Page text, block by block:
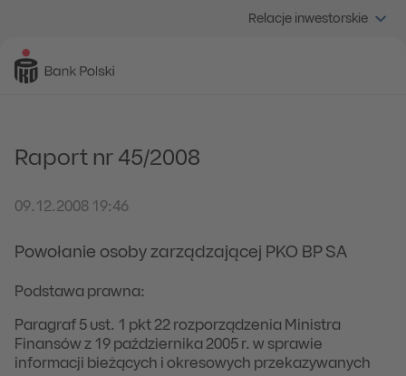
Relacje inwestorskie
Raport nr 45/2008
09.12.2008 19:46
Powołanie osoby zarządzającej PKO BP SA
Podstawa prawna:
Paragraf 5 ust. 1 pkt 22 rozporządzenia Ministra
Finansów z 19 października 2005 r. w sprawie
informacji bieżących i okresowych przekazywanych